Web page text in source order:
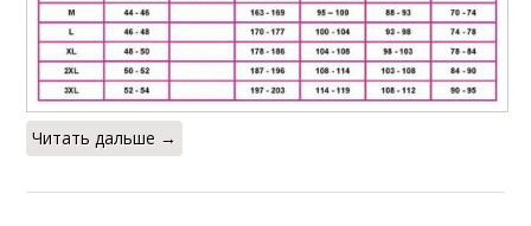
Читать дальше →